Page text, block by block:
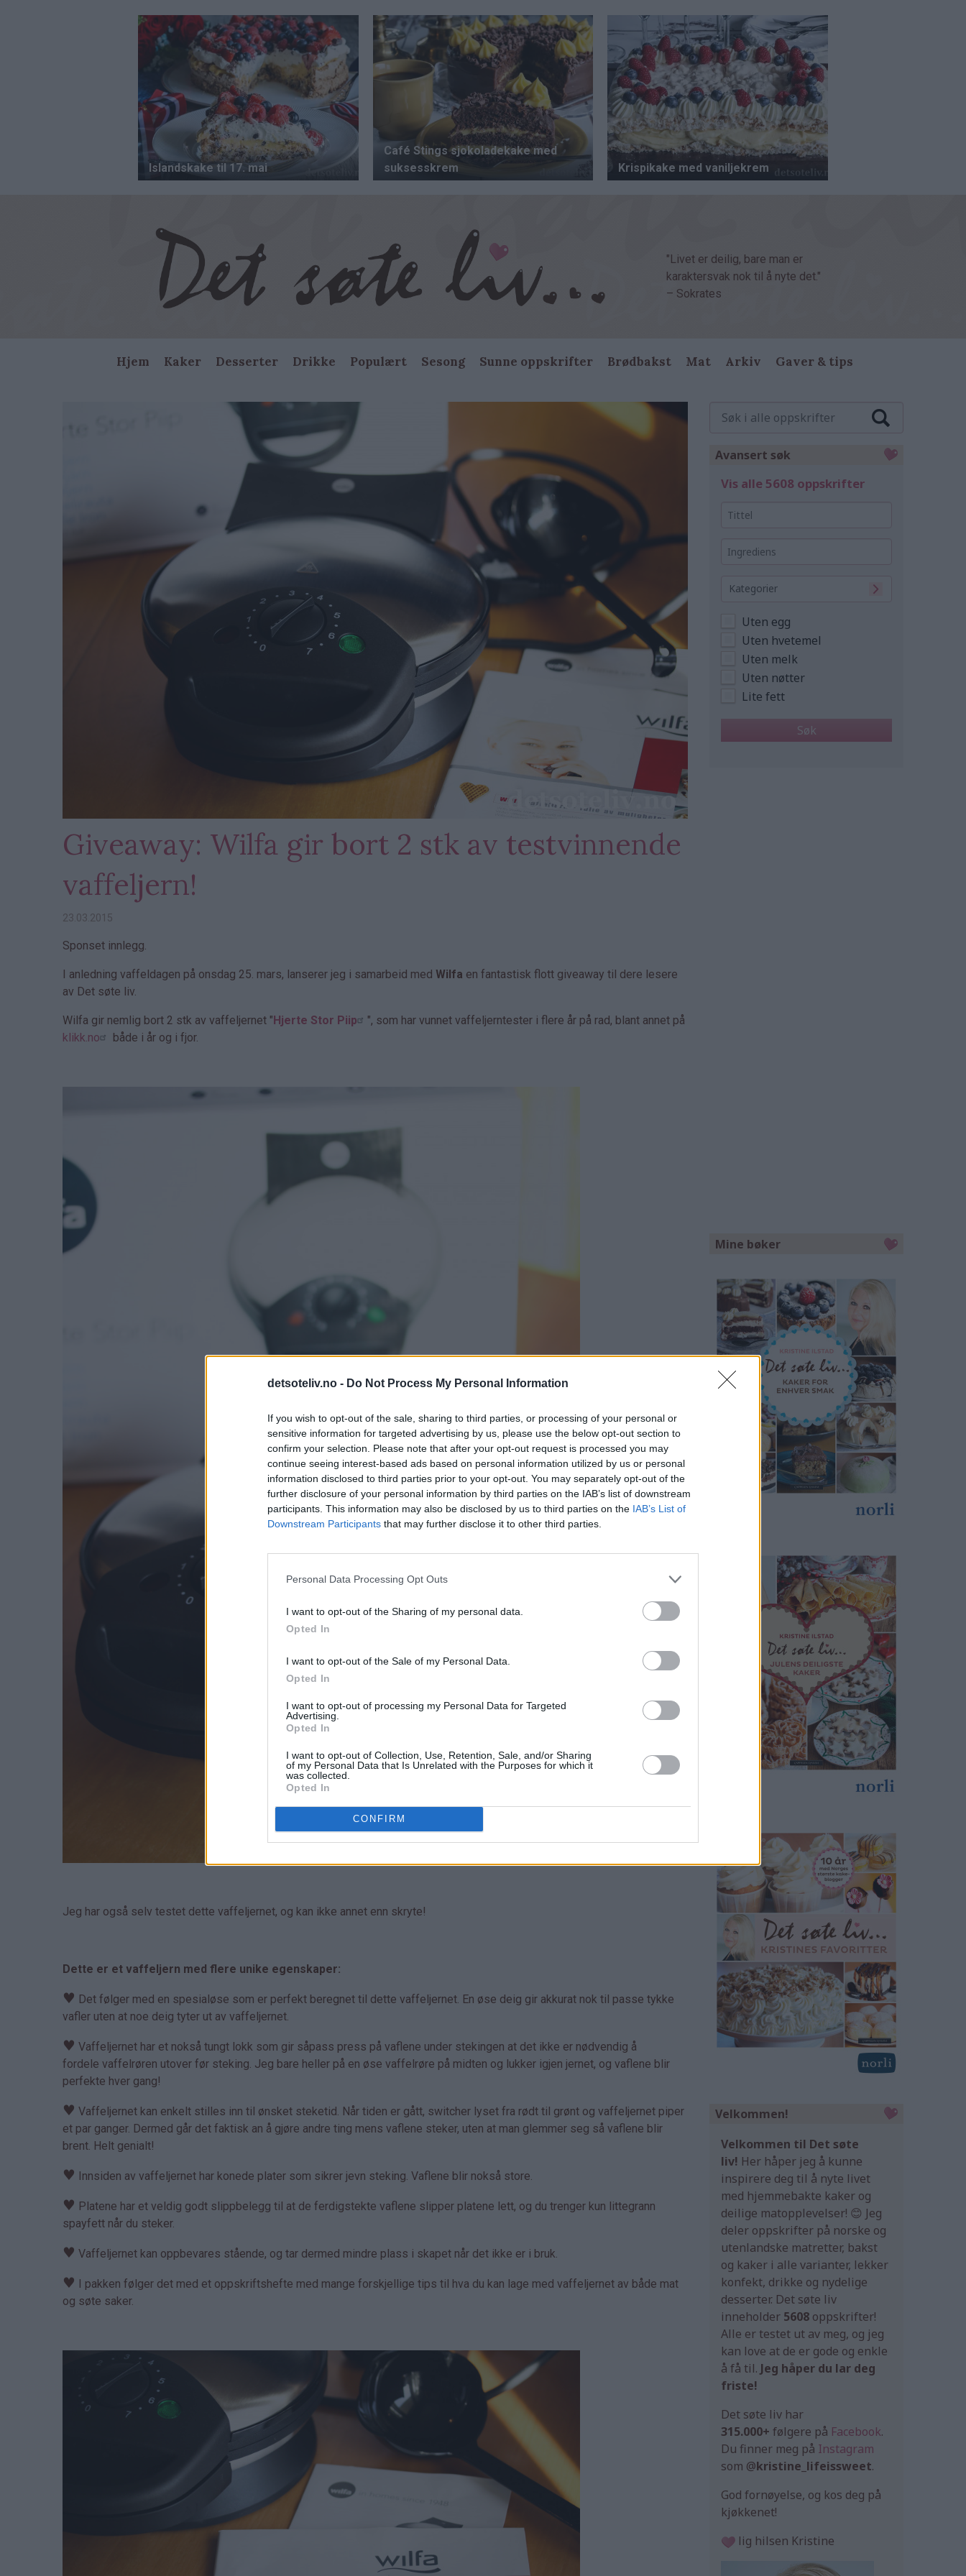
detsoteliv.no - Do Not Process My Personal Information
If you wish to opt-out of the sale, sharing to third parties, or processing of your personal or
sensitive information for targeted advertising by us, please use the below opt-out section to
confirm your selection. Please note that after your opt-out request is processed you may
continue seeing interest-based ads based on personal information utilized by us or personal
information disclosed to third parties prior to your opt-out. You may separately opt-out of the
further disclosure of your personal information by third parties on the IAB’s list of downstream
participants. This information may also be disclosed by us to third parties on the IAB’s List of
Downstream Participants that may further disclose it to other third parties.
Personal Data Processing Opt Outs
I want to opt-out of the Sharing of my personal data.
Opted In
I want to opt-out of the Sale of my Personal Data.
Opted In
I want to opt-out of processing my Personal Data for Targeted
Advertising.
Opted In
I want to opt-out of Collection, Use, Retention, Sale, and/or Sharing
of my Personal Data that Is Unrelated with the Purposes for which it
was collected.
Opted In
CONFIRM
"Livet er deilig, bare man er
karaktersvak nok til å nyte det."
– Sokrates
Main
navigation
Hjem Kaker Desserter Drikke Populært Sesong Sunne oppskrifter Brødbakst Mat Arkiv Gaver & tips
Giveaway: Wilfa gir bort 2 stk av testvinnende
vaffeljern!
23.03.2015
Sponset innlegg.
I anledning vaffeldagen på onsdag 25. mars, lanserer jeg i samarbeid med Wilfa en fantastisk flott giveaway til dere lesere
av Det søte liv.
Wilfa gir nemlig bort 2 stk av vaffeljernet "Hjerte Stor Piip
", som har vunnet vaffeljerntester i flere år på rad, blant annet på
klikk.no
både i år og i fjor.
Jeg har også selv testet dette vaffeljernet, og kan ikke annet enn skryte!
Dette er et vaffeljern med flere unike egenskaper:
♥ Det følger med en spesialøse som er perfekt beregnet til dette vaffeljernet. En øse deig gir akkurat nok til passe tykke
vafler uten at noe deig tyter ut av vaffeljernet.
♥ Vaffeljernet har et nokså tungt lokk som gir såpass press på vaflene under stekingen at det ikke er nødvendig å
fordele vaffelrøren utover før steking. Jeg bare heller på en øse vaffelrøre på midten og lukker igjen jernet, og vaflene blir
perfekte hver gang!
♥ Vaffeljernet kan enkelt stilles inn til ønsket steketid. Når tiden er gått, switcher lyset fra rødt til grønt og vaffeljernet piper
et par ganger. Dermed går det faktisk an å gjøre andre ting mens vaflene steker, uten at man glemmer seg så vaflene blir
brent. Helt genialt!
♥ Innsiden av vaffeljernet har konede plater som sikrer jevn steking. Vaflene blir nokså store.
♥ Platene har et veldig godt slippbelegg til at de ferdigstekte vaflene slipper platene lett, og du trenger kun littegrann
spayfett når du steker.
♥ Vaffeljernet kan oppbevares stående, og tar dermed mindre plass i skapet når det ikke er i bruk.
♥ I pakken følger det med et oppskriftshefte med mange forskjellige tips til hva du kan lage med vaffeljernet av både mat
og søte saker.
Avansert søk
Vis alle 5608 oppskrifter
Kategorier
Uten egg
Uten hvetemel
Uten melk
Uten nøtter
Lite fett
Mine bøker
Velkommen!
Velkommen til Det søte
liv! Her håper jeg å kunne
inspirere deg til å nyte livet
med hjemmebakte kaker og
deilige matopplevelser! 😊 Jeg
deler oppskrifter på norske og
utenlandske matretter, bakst
og kaker i alle varianter, lekker
konfekt, drikke og nydelige
desserter. Det søte liv
inneholder 5608 oppskrifter!
Alle er testet ut av meg, og jeg
kan love at de er gode og enkle
å få til. Jeg håper du lar deg
friste!
Det søte liv har
315.000+ følgere på Facebook.
Du finner meg på Instagram
som @kristine_lifeissweet.
God fornøyelse, og kos deg på
kjøkkenet!
lig hilsen Kristine